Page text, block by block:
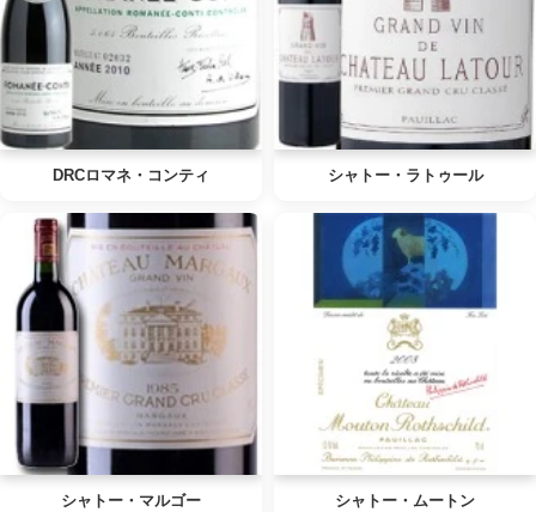
DRCロマネ・コンティ シャトー・ラトゥール
シャトー・マルゴー シャトー・ムートン